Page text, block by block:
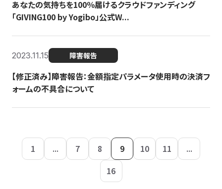
あなたの気持ちを100％届けるクラウドファンディング
「GIVING100 by Yogibo」公式W...
2023.11.15 障害報告
【修正済み】障害報告：金額指定パラメータ使用時の決済フ
ォームの不具合について
1 ... 7 8 9 10 11
...
16